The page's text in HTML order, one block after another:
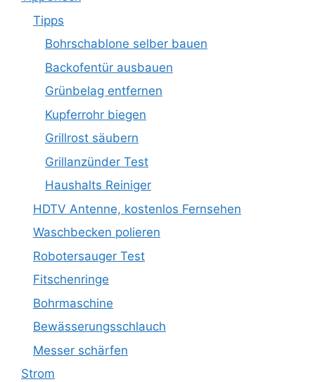
Tipps
Bohrschablone selber bauen
Backofentür ausbauen
Grünbelag entfernen
Kupferrohr biegen
Grillrost säubern
Grillanzünder Test
Haushalts Reiniger
HDTV Antenne, kostenlos Fernsehen
Waschbecken polieren
Robotersauger Test
Fitschenringe
Bohrmaschine
Bewässerungsschlauch
Messer schärfen
Strom